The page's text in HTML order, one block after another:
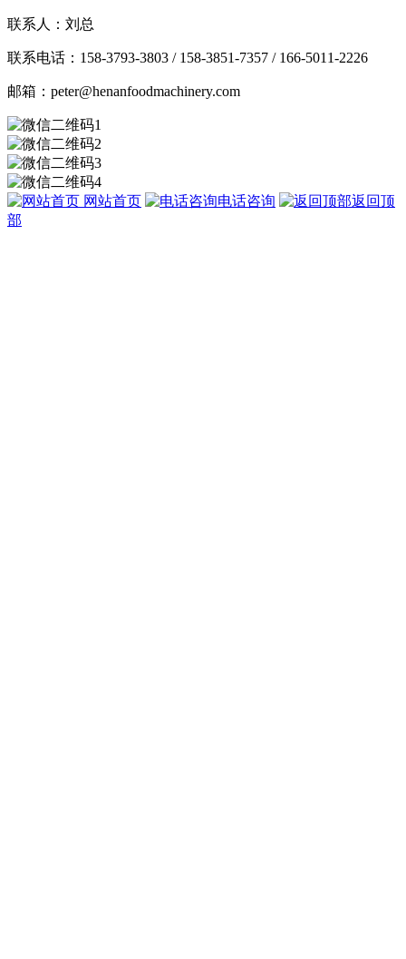
联系人：刘总
联系电话：158-3793-3803 / 158-3851-7357 / 166-5011-2226
邮箱：peter@henanfoodmachinery.com
网站首页 电话咨询
返回顶
部